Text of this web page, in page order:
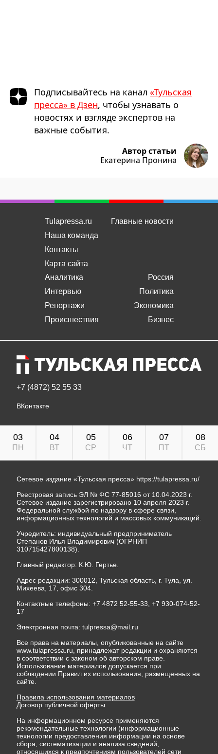
Подписывайтесь на канал «Тульская
пресса» в Дзен, чтобы узнавать о
новостях и взгляде экспертов на
важные события.
Автор статьи
Екатерина Пронина
Tulapressa.ru
Наша команда
Контакты
Карта сайта
Главные новости
Аналитика
Интервью
Репортажи
Происшествия
Россия
Политика
Экономика
Бизнес
+7 (4872) 52 55 33
ВКонтакте
03
ПН
04
ВТ
05
СР
06
ЧТ
07
ПТ
08
СБ
Сетевое издание «Тульская пресса» https://tulapressa.ru/
Реестровая запись ЭЛ № ФС 77-85016 от 10.04.2023 г.
Сетевое издание зарегистрировано 10 апреля 2023 г.
Федеральной службой по надзору в сфере связи,
информационных технологий и массовых коммуникаций.
Учредитель: индивидуальный предприниматель
Степанов Илья Владимирович (ОГРНИП
310715427800138).
Главный редактор: К.Ю. Гертье.
Адрес редакции: 300012, Тульская область, г. Тула, ул.
Михеева, 17, офис 304.
Контактные телефоны: +7 4872 52-55-33, +7 930-074-52-
17
Электронная почта: tulpressa@mail.ru
Все права на материалы, опубликованные на сайте
www.tulapressa.ru, принадлежат редакции и охраняются
в соответствии с законом об авторском праве.
Использование материалов допускается при
соблюдении Правил их использования, размещенных на
сайте.
Правила использования материалов
Договор публичной оферты
На информационном ресурсе применяются
рекомендательные технологии (информационные
технологии предоставления информации на основе
сбора, систематизации и анализа сведений,
относящихся к предпочтениям пользователей сети